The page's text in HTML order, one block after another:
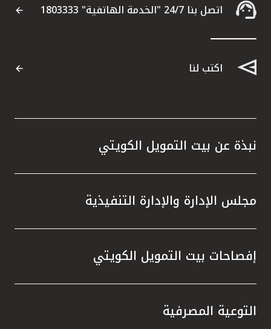
اتصل بنا 24/7 "الخدمة الهاتفية" 1803333
اكتب لنا
نبذة عن بيت التمويل الكويتي
مجلس الإدارة والإدارة التنفيذية
إفصاحات بيت التمويل الكويتي
التوعية المصرفية